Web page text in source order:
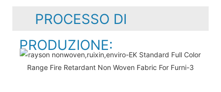
PROCESSO DI
PRODUZIONE: